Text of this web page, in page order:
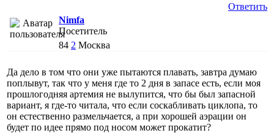
Ответить
Nimfa
Посетитель
84 2 Москва
Да дело в том что они уже пытаются плавать, завтра думаю
поплывут, так что у меня где то 2 дня в запасе есть, если моя
прошлогодняя артемия не вылупится, что бы был запасной
вариант, я где-то читала, что если соскабливать циклопа, то
он естественно размельчается, а при хорошей аэрации он
будет по идее прямо под носом может прокатит?